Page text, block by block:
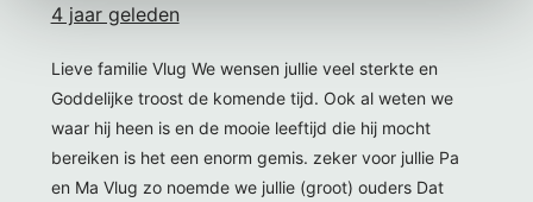
4 jaar geleden
Lieve familie Vlug We wensen jullie veel sterkte en
Goddelijke troost de komende tijd. Ook al weten we
waar hij heen is en de mooie leeftijd die hij mocht
bereiken is het een enorm gemis. zeker voor jullie Pa
en Ma Vlug zo noemde we jullie (groot) ouders Dat